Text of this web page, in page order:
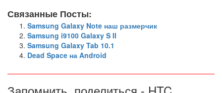
Связанные Посты:
Samsung Galaxy Note наш размерчик
Samsung i9100 Galaxy S II
Samsung Galaxy Tab 10.1
Dead Space на Android